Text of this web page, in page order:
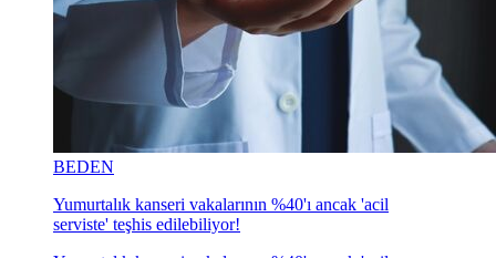
BEDEN
Yumurtalık kanseri vakalarının %40'ı ancak 'acil
serviste' teşhis edilebiliyor!